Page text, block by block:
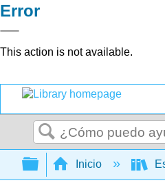
Error
This action is not available.
Buscar
Expandir/
Inicio